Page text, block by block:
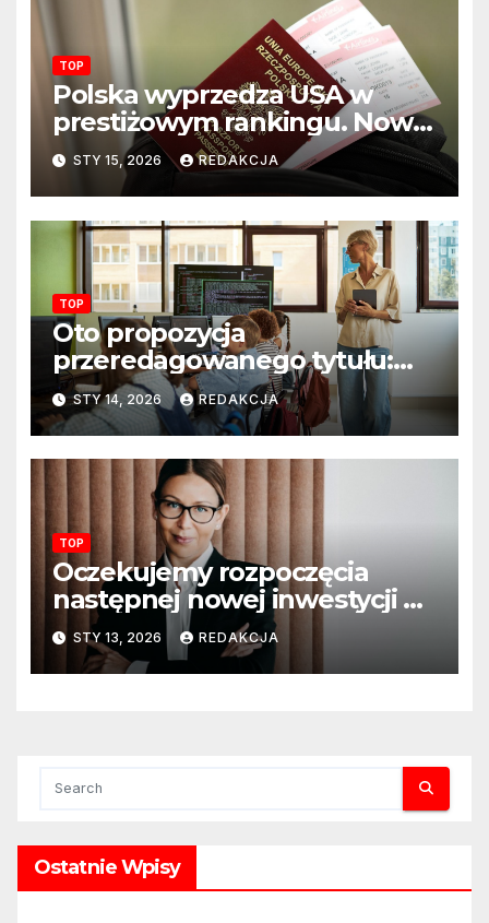
TOP
Polska wyprzedza USA w
prestiżowym rankingu. Nowy
układ sił na świecie?
STY 15, 2026 REDAKCJA
TOP
Oto propozycja
przeredagowanego tytułu:
Resort edukacji szkoli
nauczycieli z wykorzystania
sztucznej inteligencji. AI
pojawi się na zajęciach
szkolnych
STY 14, 2026 REDAKCJA
TOP
Oczekujemy rozpoczęcia
następnej nowej inwestycji w
ciągu najbliższego półrocza
STY 13, 2026 REDAKCJA
Ostatnie Wpisy